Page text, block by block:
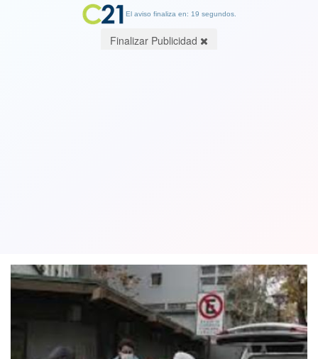
El aviso finaliza en: 19 segundos.
Finalizar Publicidad